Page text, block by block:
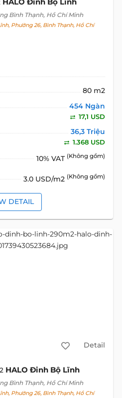
Bình Thạnh, Hồ Chí Minh
Phường 26, Bình Thạnh, Hồ Chí
80 m2
454 Ngàn
17,1 USD
36,3 Triệu
1.368 USD
10% VAT (Không gồm)
3.0 USD/m2 (Không gồm)
DETAIL
Detail
HALO Đinh Bộ Lĩnh
Bình Thạnh, Hồ Chí Minh
Phường 26, Bình Thạnh, Hồ Chí